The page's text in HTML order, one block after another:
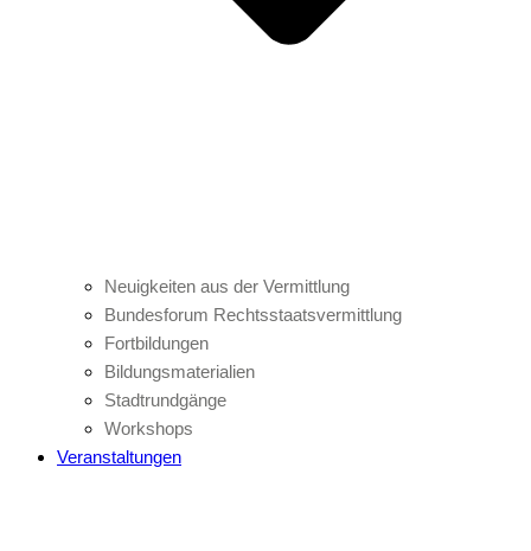
Neuigkeiten aus der Vermittlung
Bundesforum Rechtsstaatsvermittlung
Fortbildungen
Bildungsmaterialien
Stadtrundgänge
Workshops
Veranstaltungen